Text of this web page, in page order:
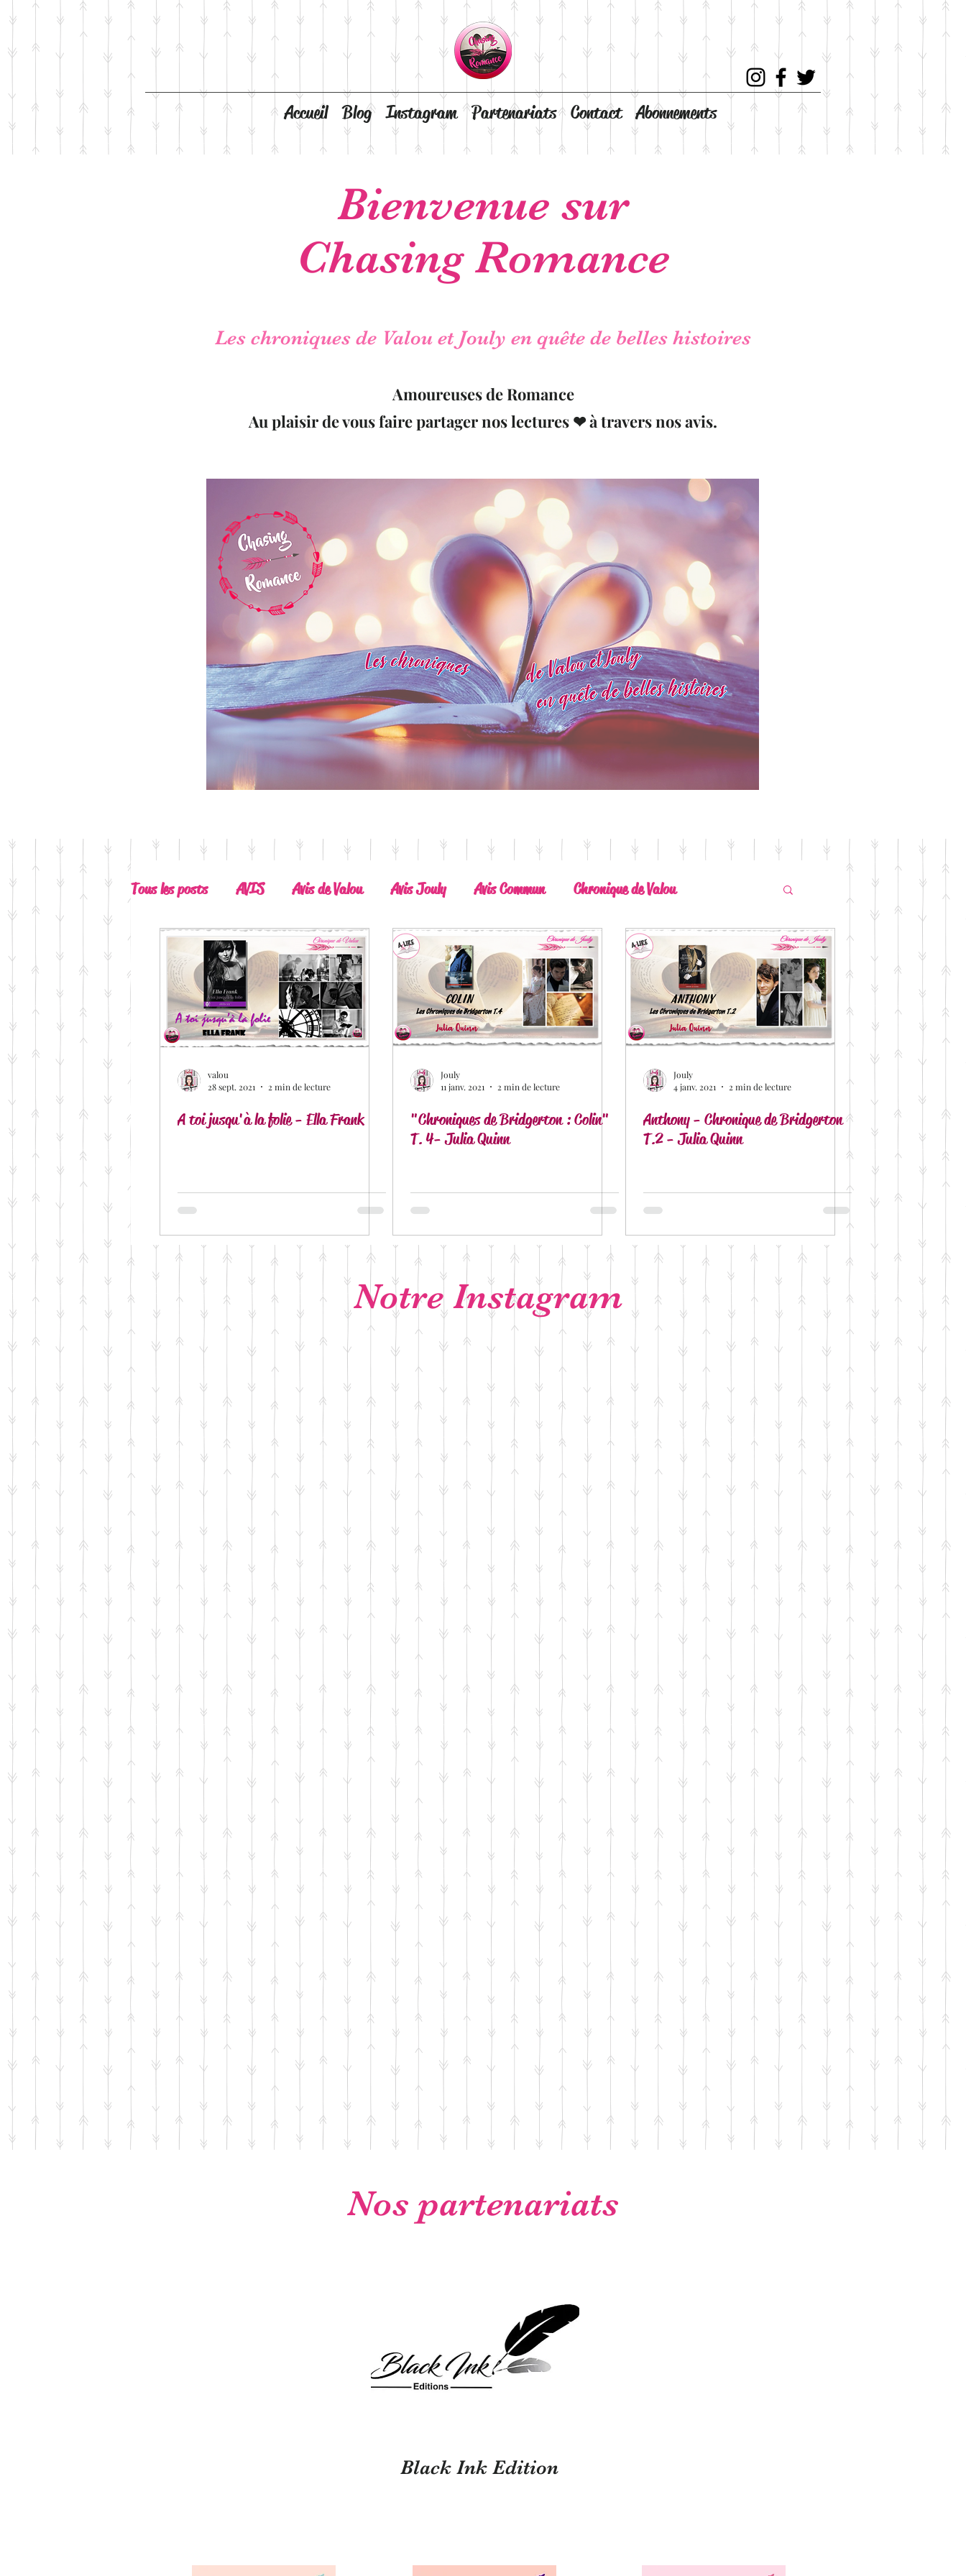
Accueil Blog Instagram Partenariats Contact Abonnements
Bienvenue sur
Chasing Romance
Les chroniques de Valou et Jouly en quête de belles histoires
Amoureuses de Romance
Au plaisir de vous faire partager nos lectures ❤ à travers nos avis.
Tous les posts AVIS Avis de Valou Avis Jouly Avis Commun Chronique de Valou
Coup de Coeur A Lire Belle Découverte A lire absolument Dépaysement assuré
Lots of tears Coup de Chaud Douceur livresque New Adult Romance contemporaine
Romance Militaire Urban fantasy Romance de Noël Service Presse Black Ink Editions
valou
28 sept. 2021
2 min de lecture
A toi jusqu'à la folie - Ella Frank
Jouly
11 janv. 2021
2 min de lecture
"Chroniques de Bridgerton : Colin"
T. 4- Julia Quinn
Jouly
4 janv. 2021
2 min de lecture
Anthony - Chronique de Bridgerton
T.2 - Julia Quinn
Notre Instagram
Nos partenariats
Black Ink Edition